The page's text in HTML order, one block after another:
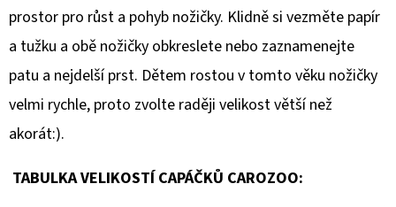
prostor pro růst a pohyb nožičky. Klidně si vezměte papír
a tužku a obě nožičky obkreslete nebo zaznamenejte
patu a nejdelší prst. Dětem rostou v tomto věku nožičky
velmi rychle, proto zvolte raději velikost větší než
akorát:).
TABULKA VELIKOSTÍ CAPÁČKŮ CAROZOO: